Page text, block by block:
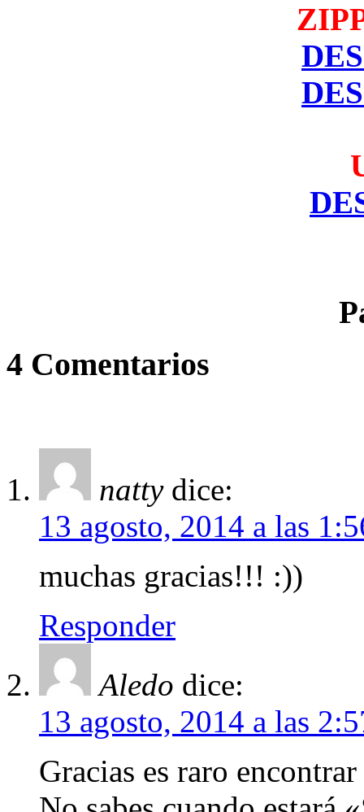
4 Comentarios
natty dice:
13 agosto, 2014 a las
muchas gracias!!! :))
Responder
Aledo dice:
13 agosto, 2014 a las
Gracias es raro